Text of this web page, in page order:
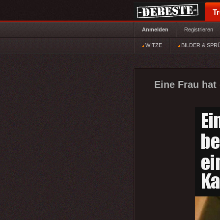
Anmelden Registrieren
WITZE BILDER &
Eine Frau